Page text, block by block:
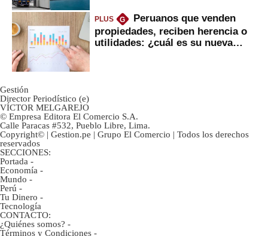
PLUS G
Peruanos que venden
propiedades, reciben herencia o
utilidades: ¿cuál es su nueva
Gestión
Director Periodístico (e)
VÍCTOR MELGAREJO
© Empresa Editora El Comercio S.A.
Calle Paracas #532, Pueblo Libre, Lima.
Copyright© | Gestion.pe | Grupo El Comercio | Todos los derechos
reservados
SECCIONES:
Portada -
Economía -
Mundo -
Perú -
Tu Dinero -
Tecnología
CONTACTO:
¿Quiénes somos? -
Términos y Condiciones -